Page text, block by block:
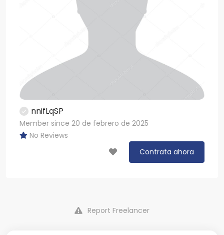
nnifLqSP
Member since 20 de febrero de 2025
No Reviews
Contrata ahora
Report Freelancer